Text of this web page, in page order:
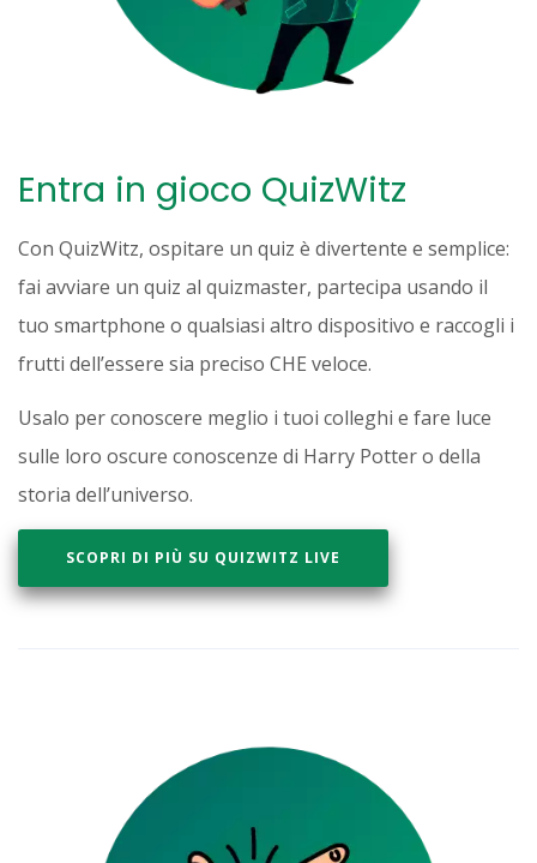
Entra in gioco QuizWitz
Con QuizWitz, ospitare un quiz è divertente e semplice:
fai avviare un quiz al quizmaster, partecipa usando il
tuo smartphone o qualsiasi altro dispositivo e raccogli i
frutti dell’essere sia preciso CHE veloce.
Usalo per conoscere meglio i tuoi colleghi e fare luce
sulle loro oscure conoscenze di Harry Potter o della
storia dell’universo.
SCOPRI DI PIÙ SU QUIZWITZ LIVE